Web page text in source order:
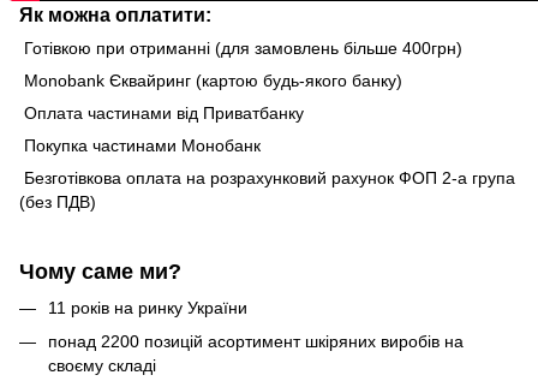
Як можна оплатити:
Готівкою при отриманні (для замовлень більше 400грн)
Monobank Єквайринг (картою будь-якого банку)
Оплата частинами від Приватбанку
Покупка частинами Монобанк
Безготівкова оплата на розрахунковий рахунок ФОП 2-а група
(без ПДВ)
Чому саме ми?
11 років на ринку України
понад 2200 позицій асортимент шкіряних виробів на
своєму складі